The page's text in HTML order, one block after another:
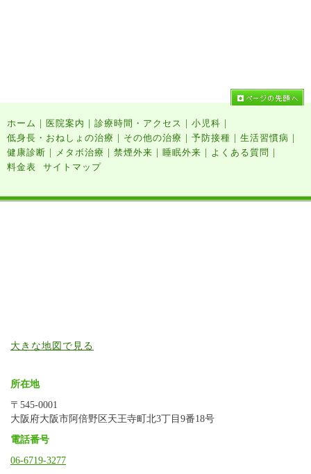
ホーム | 医院案内 | 診療時間・アクセス | 小児科 |
低身長・おねしょの治療 | その他の治療 | 予防接種 | 生活習慣病 |
健康診断 | メタボ治療 | 禁煙外来 | 睡眠外来 | よくある質問 |
料金表 サイトマップ
大きな地図で見る
所在地
〒545-0001
大阪府大阪市阿倍野区天王寺町北3丁目9番18号
電話番号
06-6719-3277